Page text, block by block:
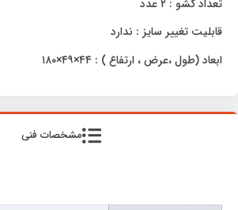
تعداد کشو : ۲ عدد
قابلیت تغییر سایز : ندارد
ابعاد (طول ،عرض ، ارتفاع ) : ۴۴×۴۹×۱۸۰
مشخصات فنی